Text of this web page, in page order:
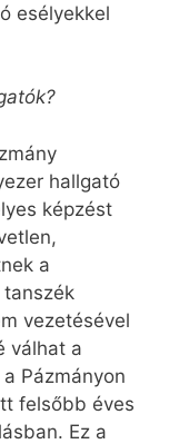
esélyekkel
hallgató
képzést
a
vezetésével
válhat a
Pázmányon
felsőbb éves
Ez a